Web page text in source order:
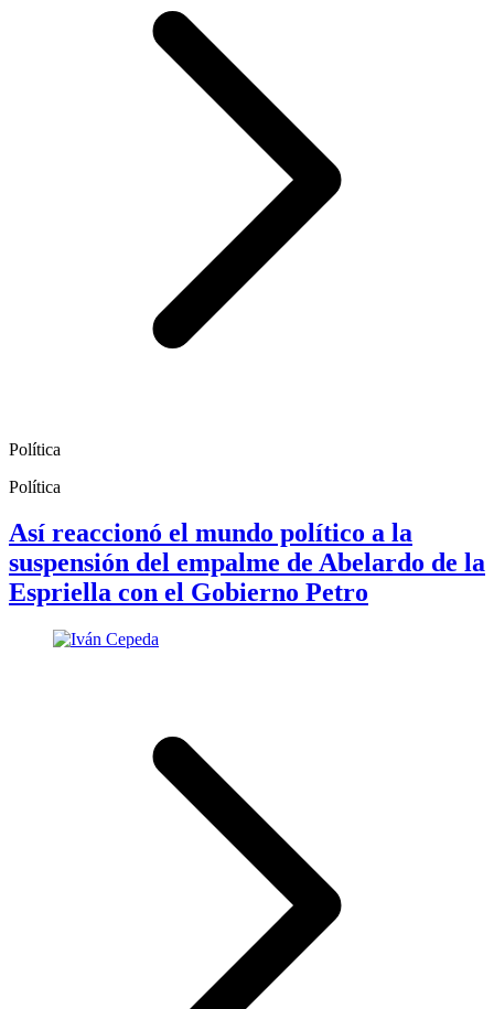
Política
Política
Así reaccionó el mundo político a la
suspensión del empalme de Abelardo de la
Espriella con el Gobierno Petro